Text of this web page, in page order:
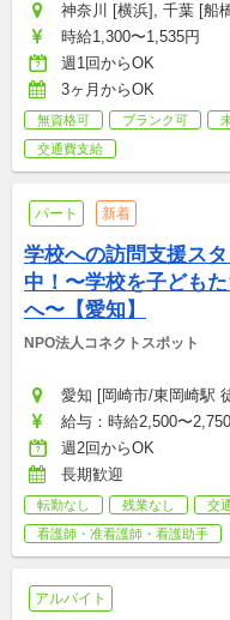
神奈川 [横浜], 千葉 [船
時給1,300〜1,535円
週1回からOK
3ヶ月からOK
無資格可 ブランク可
交通費支給
パート 新着
学校への訪問支援ス
中！〜学校を子ども
へ〜【愛知】
NPO法人コネクトスポット
愛知 [岡崎市/東岡崎駅
給与：時給2,500〜
週2回からOK
長期歓迎
転勤なし 残業なし 交
看護師・准看護師・看護助手
アルバイト